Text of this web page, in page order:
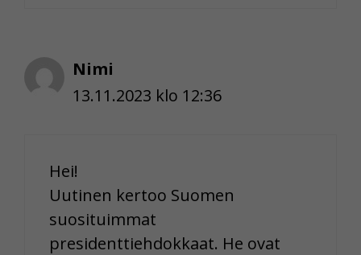
Nimi
13.11.2023 klo 12:36
Hei!
Uutinen kertoo Suomen
suosituimmat
presidenttiehdokkaat. He ovat